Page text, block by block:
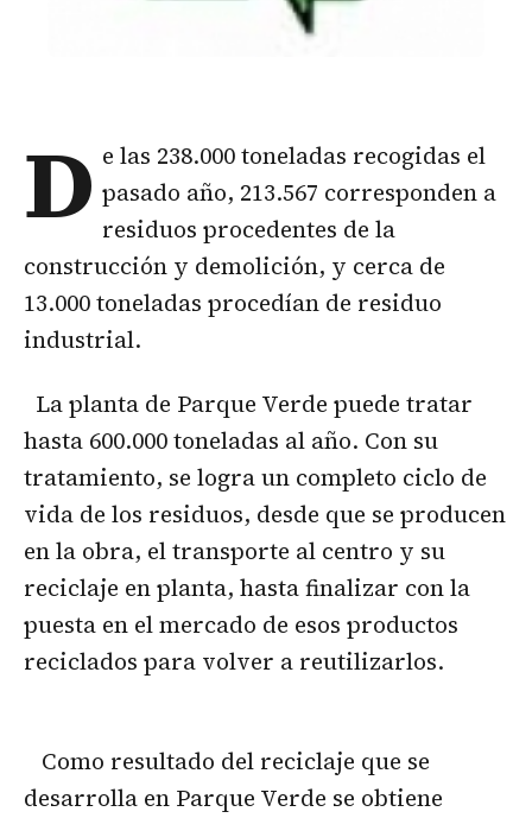
D e las 238.000 toneladas recogidas el
pasado año, 213.567 corresponden a
residuos procedentes de la
construcción y demolición, y cerca de
13.000 toneladas procedían de residuo
industrial.
La planta de Parque Verde puede tratar
hasta 600.000 toneladas al año. Con su
tratamiento, se logra un completo ciclo de
vida de los residuos, desde que se producen
en la obra, el transporte al centro y su
reciclaje en planta, hasta finalizar con la
puesta en el mercado de esos productos
reciclados para volver a reutilizarlos.
Como resultado del reciclaje que se
desarrolla en Parque Verde se obtiene